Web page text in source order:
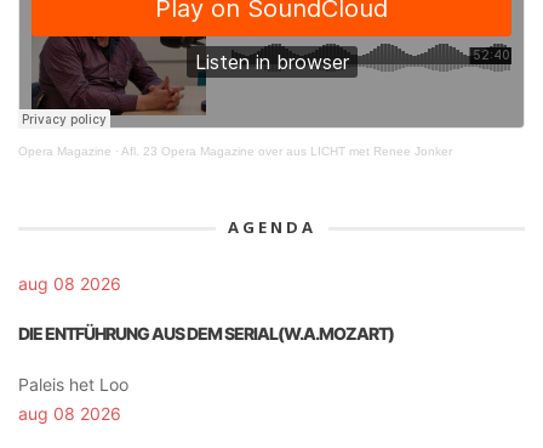
Opera Magazine · Afl. 23 Opera Magazine over aus LICHT met Renee Jonker
AGENDA
aug 08 2026
DIE ENTFÜHRUNG AUS DEM SERIAL(W.A.MOZART)
Paleis het Loo
aug 08 2026